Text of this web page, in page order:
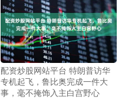
配资炒股网站平台 特朗普访华
专机起飞，鲁比奥完成一件大
事，毫不掩饰入主白宫野心